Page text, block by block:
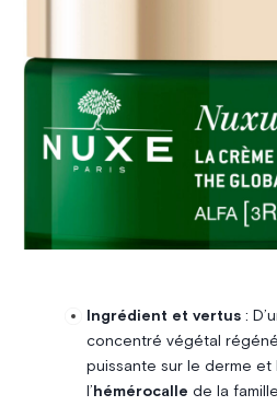
Ingrédient et vertus:
concentré végétal
puissante sur le derme et
l’ hémérocalle de la